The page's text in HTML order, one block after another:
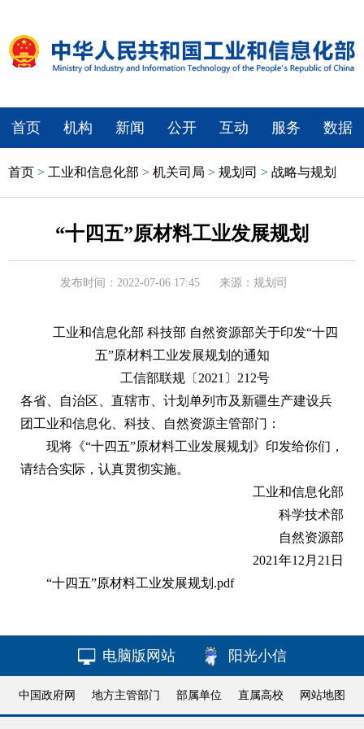
首页 机构 新闻 公开 互动 服务 数据
首页 > 工业和信息化部 > 机关司局 > 规划司 > 战略与规划
“十四五”原材料工业发展规划
发布时间：2022-07-06 17:45 来源：规划司
工业和信息化部 科技部 自然资源部关于印发“十四
五”原材料工业发展规划的通知
工信部联规〔2021〕212号
各省、自治区、直辖市、计划单列市及新疆生产建设兵
团工业和信息化、科技、自然资源主管部门：
现将《“十四五”原材料工业发展规划》印发给你们，
请结合实际，认真贯彻实施。
工业和信息化部
科学技术部
自然资源部
2021年12月21日
“十四五”原材料工业发展规划.pdf
电脑版网站 阳光小信
中国政府网 地方主管部门 部属单位 直属高校 网站地图